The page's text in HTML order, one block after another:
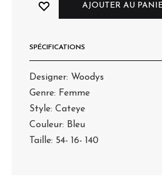
AJOUTER AU
SPÉCIFICATIONS
Designer: Woodys
Genre: Femme
Style: Cateye
Couleur: Bleu
Taille: 54- 16- 140